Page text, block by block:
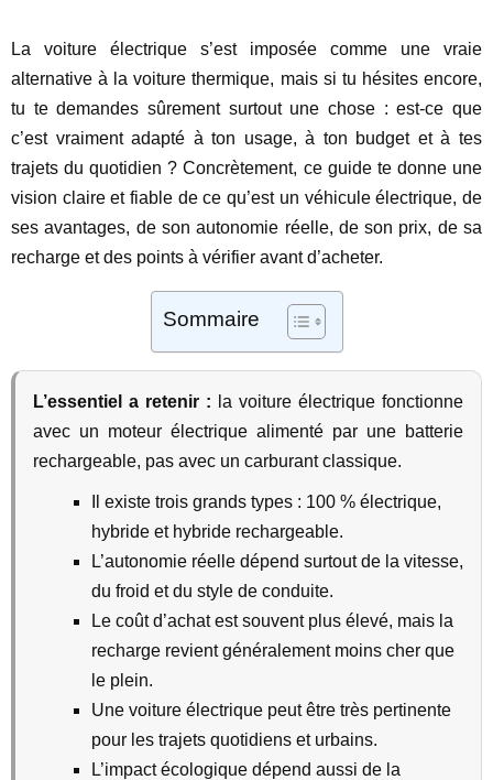
La voiture électrique s’est imposée comme une vraie
alternative à la voiture thermique, mais si tu hésites encore,
tu te demandes sûrement surtout une chose : est-ce que
c’est vraiment adapté à ton usage, à ton budget et à tes
trajets du quotidien ? Concrètement, ce guide te donne une
vision claire et fiable de ce qu’est un véhicule électrique, de
ses avantages, de son autonomie réelle, de son prix, de sa
recharge et des points à vérifier avant d’acheter.
Sommaire
L’essentiel a retenir : la voiture électrique fonctionne
avec un moteur électrique alimenté par une batterie
rechargeable, pas avec un carburant classique.
Il existe trois grands types : 100 % électrique,
hybride et hybride rechargeable.
L’autonomie réelle dépend surtout de la vitesse,
du froid et du style de conduite.
Le coût d’achat est souvent plus élevé, mais la
recharge revient généralement moins cher que
le plein.
Une voiture électrique peut être très pertinente
pour les trajets quotidiens et urbains.
L’impact écologique dépend aussi de la